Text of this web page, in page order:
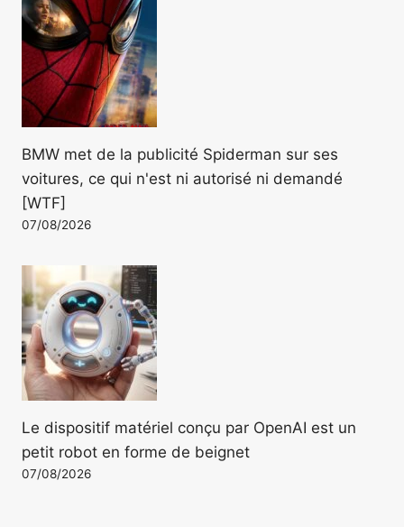
BMW met de la publicité Spiderman sur ses
voitures, ce qui n'est ni autorisé ni demandé
[WTF]
07/08/2026
Le dispositif matériel conçu par OpenAI est un
petit robot en forme de beignet
07/08/2026